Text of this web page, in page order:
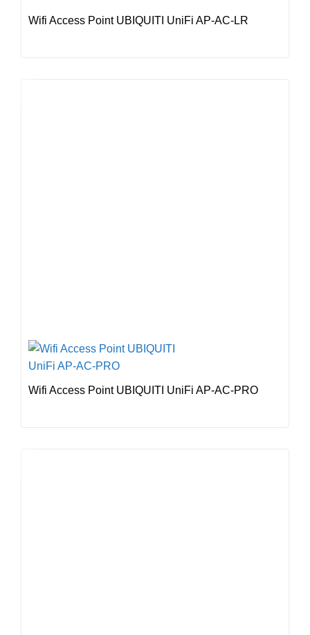
Wifi Access Point UBIQUITI UniFi AP-AC-LR
Wifi Access Point UBIQUITI UniFi AP-AC-PRO